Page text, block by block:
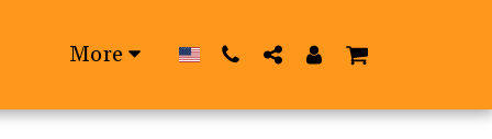
More